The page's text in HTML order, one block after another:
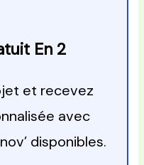
En 2
et recevez
avec
disponibles.